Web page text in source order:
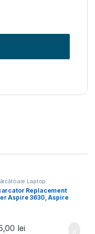
Laptop
Replacement
Aspire 3630, Aspire
lei